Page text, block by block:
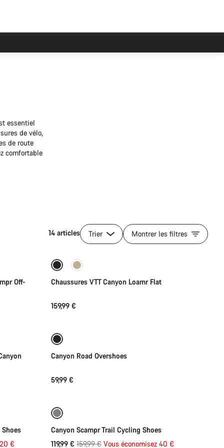
essentiel
de vélo,
de route
comfortable
14 articles Trier Montrer les filtres
Off-
Nouveau
Sélection rapide
Chaussures VTT Canyon Loamr Flat
159,99 €
Canyon Road Overshoes
59,99 €
€
Canyon Scampr Trail Cycling Shoes
119,99 € Prix
159,99 € Vous économisez 40 €